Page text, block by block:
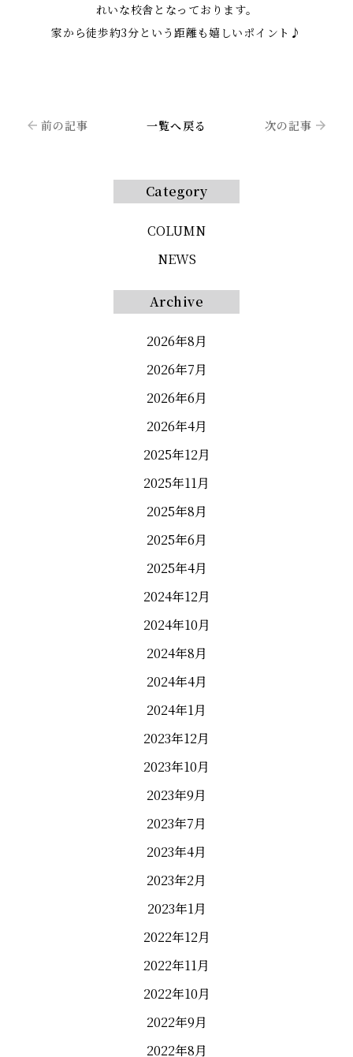
れいな校舎となっております。
家から徒歩約3分という距離も嬉しいポイント♪
前の記事 一覧へ戻る 次の記事
Category
COLUMN
NEWS
Archive
2026年8月
2026年7月
2026年6月
2026年4月
2025年12月
2025年11月
2025年8月
2025年6月
2025年4月
2024年12月
2024年10月
2024年8月
2024年4月
2024年1月
2023年12月
2023年10月
2023年9月
2023年7月
2023年4月
2023年2月
2023年1月
2022年12月
2022年11月
2022年10月
2022年9月
2022年8月